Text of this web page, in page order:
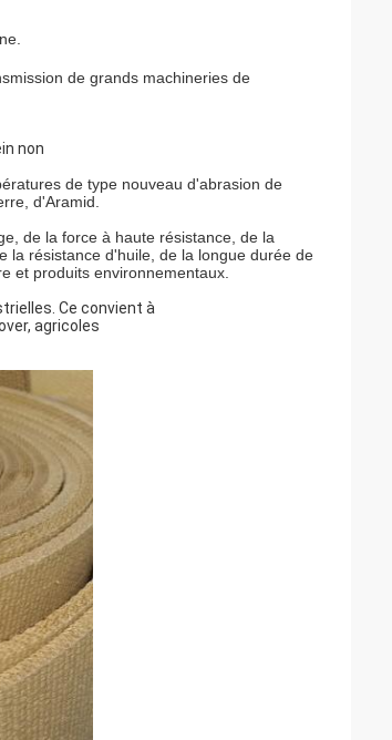
de grands machineries de
non
de type nouveau d'abrasion de
d'Aramid.
de la force à haute résistance, de la
la résistance d'huile, de la longue durée de
et produits environnementaux.
Ce convient à
agricoles